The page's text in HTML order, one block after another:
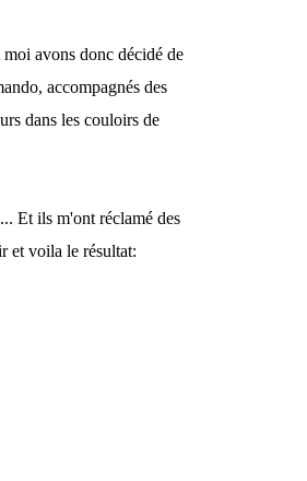
moi avons donc décidé de
accompagnés des
dans les couloirs de
Et ils m'ont réclamé des
et voila le résultat: